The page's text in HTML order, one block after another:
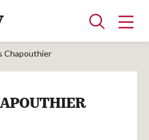
Chapouthier